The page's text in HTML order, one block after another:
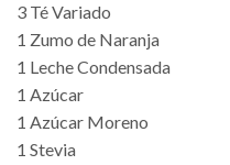
3 Té Variado
1 Zumo de Naranja
1 Leche Condensada
1 Azúcar
1 Azúcar Moreno
1 Stevia